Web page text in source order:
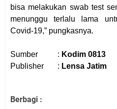
bisa melakukan swab test
menunggu terlalu lama
Covid-19,” pungkasnya.
Sumber : Kodim 0813
Publisher
: Lensa Jatim
Berbagi :